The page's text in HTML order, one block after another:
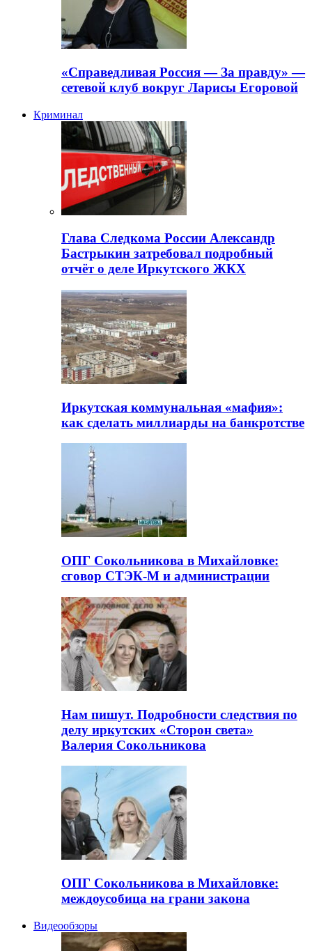
«Справедливая Россия — За правду» —
сетевой клуб вокруг Ларисы Егоровой
Криминал
Глава Следкома России Александр
Бастрыкин затребовал подробный
отчёт о деле Иркутского ЖКХ
Иркутская коммунальная «мафия»:
как сделать миллиарды на банкротстве
ОПГ Сокольникова в Михайловке:
сговор СТЭК-М и администрации
Нам пишут. Подробности следствия по
делу иркутских «Сторон света»
Валерия Сокольникова
ОПГ Сокольникова в Михайловке:
междоусобица на грани закона
Видеообзоры